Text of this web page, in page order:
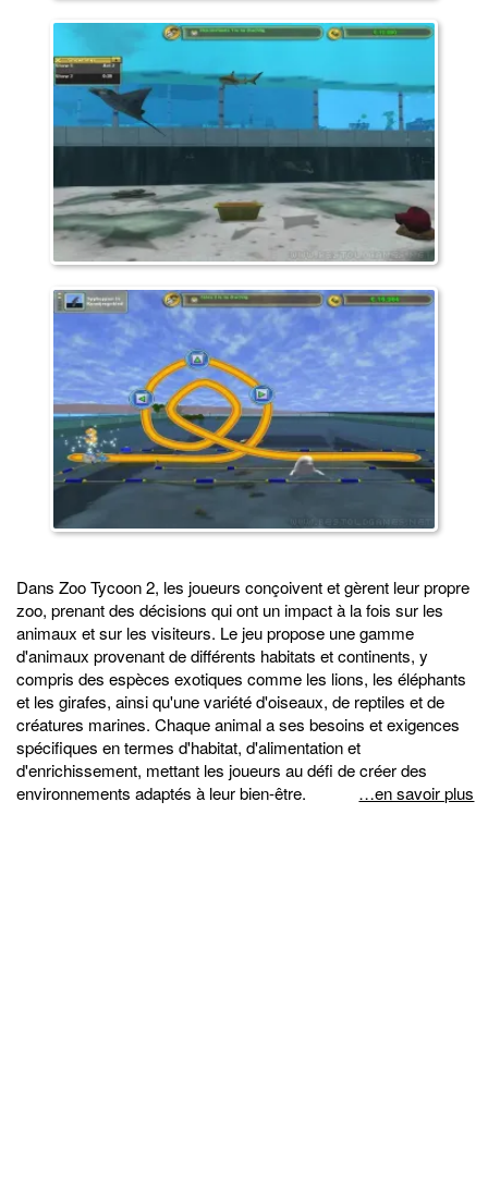
Dans Zoo Tycoon 2, les joueurs conçoivent et gèrent leur propre
zoo, prenant des décisions qui ont un impact à la fois sur les
animaux et sur les visiteurs. Le jeu propose une gamme
d'animaux provenant de différents habitats et continents, y
compris des espèces exotiques comme les lions, les éléphants
et les girafes, ainsi qu'une variété d'oiseaux, de reptiles et de
créatures marines. Chaque animal a ses besoins et exigences
spécifiques en termes d'habitat, d'alimentation et
d'enrichissement, mettant les joueurs au défi de créer des
environnements adaptés à leur bien-être.
…en savoir plus